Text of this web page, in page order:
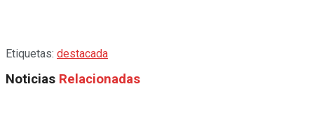
Etiquetas: destacada
Noticias Relacionadas